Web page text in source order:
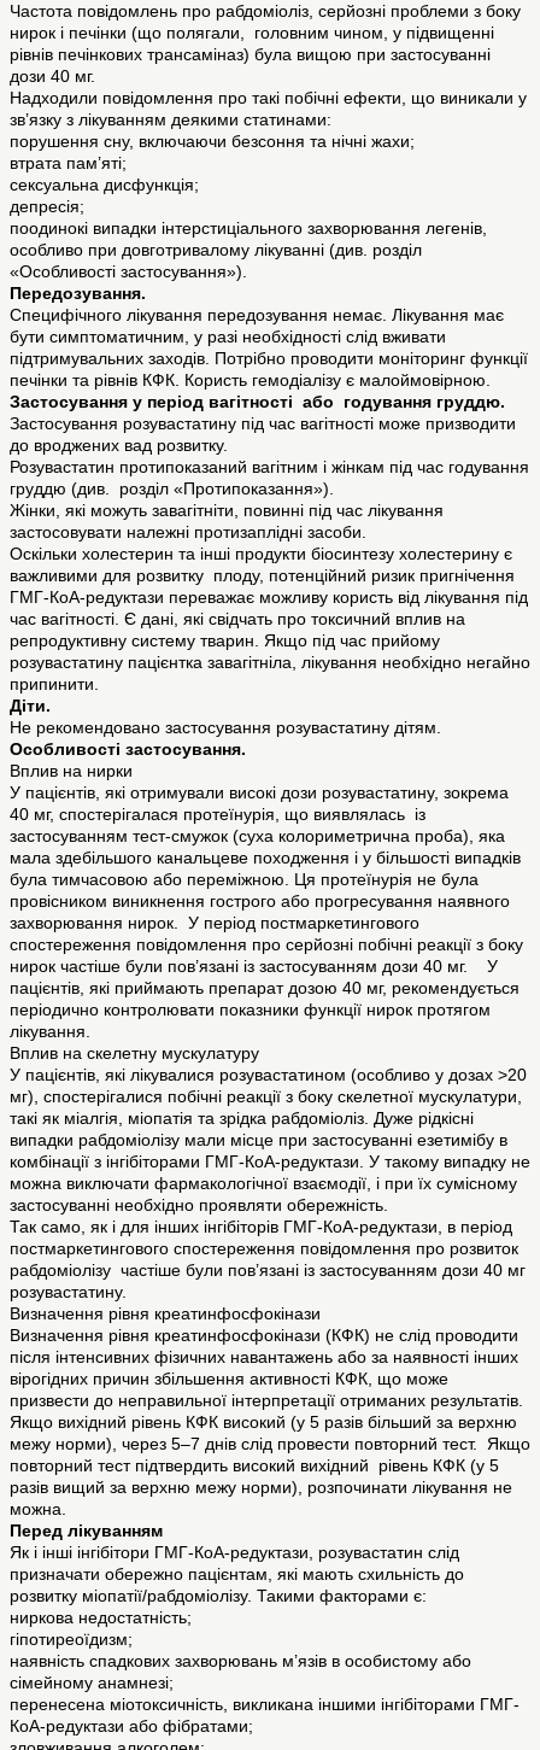
Частота повідомлень про рабдоміоліз, серйозні проблеми з боку
нирок і печінки (що полягали, головним чином, у підвищенні
рівнів печінкових трансаміназ) була вищою при застосуванні
дози 40 мг.
Надходили повідомлення про такі побічні ефекти, що виникали у
зв’язку з лікуванням деякими статинами:
порушення сну, включаючи безсоння та нічні жахи;
втрата пам’яті;
сексуальна дисфункція;
депресія;
поодинокі випадки інтерстиціального захворювання легенів,
особливо при довготривалому лікуванні (див. розділ
«Особливості застосування»).
Передозування.
Специфічного лікування передозування немає. Лікування має
бути симптоматичним, у разі необхідності слід вживати
підтримувальних заходів. Потрібно проводити моніторинг функції
печінки та рівнів КФК. Користь гемодіалізу є малоймовірною.
Застосування у період вагітності або годування груддю.
Застосування розувастатину під час вагітності може призводити
до вроджених вад розвитку.
Розувастатин протипоказаний вагітним і жінкам під час годування
груддю (див. розділ «Протипоказання»).
Жінки, які можуть завагітніти, повинні під час лікування
застосовувати належні протизаплідні засоби.
Оскільки холестерин та інші продукти біосинтезу холестерину є
важливими для розвитку плоду, потенційний ризик пригнічення
ГМГ-КоА-редуктази переважає можливу користь від лікування під
час вагітності. Є дані, які свідчать про токсичний вплив на
репродуктивну систему тварин. Якщо під час прийому
розувастатину пацієнтка завагітніла, лікування необхідно негайно
припинити.
Діти.
Не рекомендовано застосування розувастатину дітям.
Особливості застосування.
Вплив на нирки
У пацієнтів, які отримували високі дози розувастатину, зокрема
40 мг, спостерігалася протеїнурія, що виявлялась із
застосуванням тест-смужок (суха колориметрична проба), яка
мала здебільшого канальцеве походження і у більшості випадків
була тимчасовою або переміжною. Ця протеїнурія не була
провісником виникнення гострого або прогресування наявного
захворювання нирок. У період постмаркетингового
спостереження повідомлення про серйозні побічні реакції з боку
нирок частіше були пов’язані із застосуванням дози 40 мг. У
пацієнтів, які приймають препарат дозою 40 мг, рекомендується
періодично контролювати показники функції нирок протягом
лікування.
Вплив на скелетну мускулатуру
У пацієнтів, які лікувалися розувастатином (особливо у дозах >20
мг), спостерігалися побічні реакції з боку скелетної мускулатури,
такі як міалгія, міопатія та зрідка рабдоміоліз. Дуже рідкісні
випадки рабдоміолізу мали місце при застосуванні езетимібу в
комбінації з інгібіторами ГМГ-КоА-редуктази. У такому випадку не
можна виключати фармакологічної взаємодії, і при їх сумісному
застосуванні необхідно проявляти обережність.
Так само, як і для інших інгібіторів ГМГ-КоА-редуктази, в період
постмаркетингового спостереження повідомлення про розвиток
рабдоміолізу частіше були пов’язані із застосуванням дози 40 мг
розувастатину.
Визначення рівня креатинфосфокінази
Визначення рівня креатинфосфокінази (КФК) не слід проводити
після інтенсивних фізичних навантажень або за наявності інших
вірогідних причин збільшення активності КФК, що може
призвести до неправильної інтерпретації отриманих результатів.
Якщо вихідний рівень КФК високий (у 5 разів більший за верхню
межу норми), через 5–7 днів слід провести повторний тест. Якщо
повторний тест підтвердить високий вихідний рівень КФК (у 5
разів вищий за верхню межу норми), розпочинати лікування не
можна.
Перед лікуванням
Як і інші інгібітори ГМГ-КоА-редуктази, розувастатин слід
призначати обережно пацієнтам, які мають схильність до
розвитку міопатії/рабдоміолізу. Такими факторами є:
ниркова недостатність;
гіпотиреоїдизм;
наявність спадкових захворювань м’язів в особистому або
сімейному анамнезі;
перенесена міотоксичність, викликана іншими інгібіторами ГМГ-
КоА-редуктази або фібратами;